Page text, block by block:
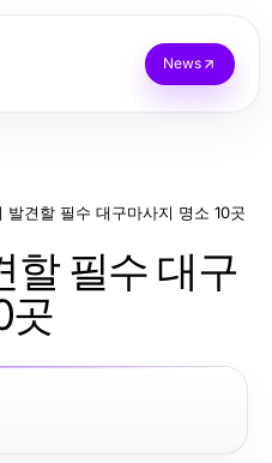
News
발견할 필수 대구마사지 명소 10곳
할 필수 대구
곳